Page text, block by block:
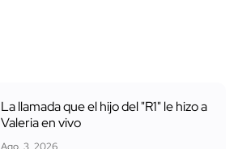
La llamada que el hijo del "R1" le hizo a
Valeria en vivo